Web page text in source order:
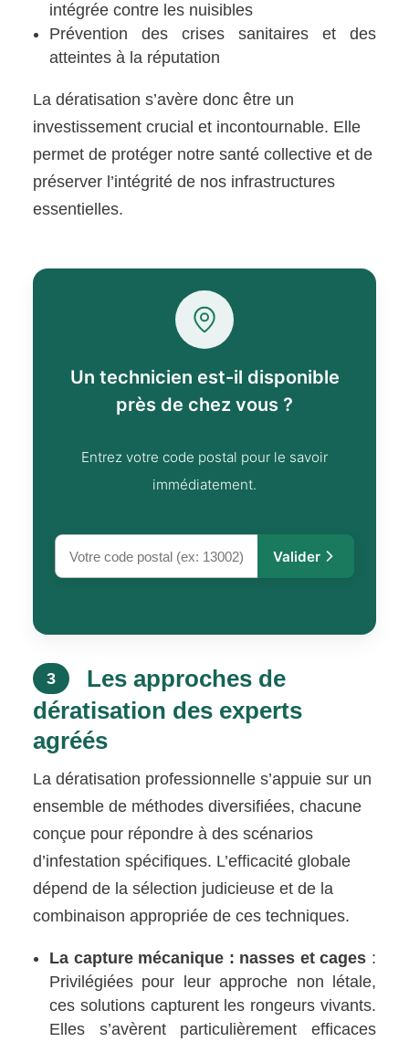
intégrée contre les nuisibles
Prévention des crises sanitaires et des
atteintes à la réputation
La dératisation s’avère donc être un
investissement crucial et incontournable. Elle
permet de protéger notre santé collective et de
préserver l’intégrité de nos infrastructures
essentielles.
Un technicien est-il disponible
près de chez vous ?
Entrez votre code postal pour le savoir
immédiatement.
Valider
3
Les approches de
dératisation des experts
agréés
La dératisation professionnelle s’appuie sur un
ensemble de méthodes diversifiées, chacune
conçue pour répondre à des scénarios
d’infestation spécifiques. L’efficacité globale
dépend de la sélection judicieuse et de la
combinaison appropriée de ces techniques.
La capture mécanique : nasses et cages :
Privilégiées pour leur approche non létale,
ces solutions capturent les rongeurs vivants.
Elles s’avèrent particulièrement efficaces